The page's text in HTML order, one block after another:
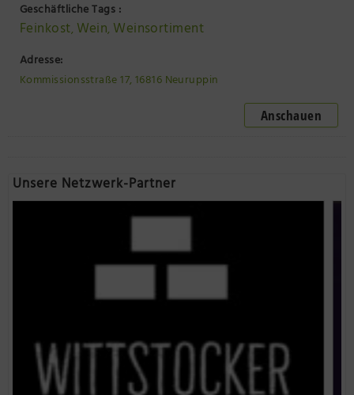
Geschäftliche Tags :
Feinkost, Wein, Weinsortiment
Adresse:
Kommissionsstraße 17, 16816 Neuruppin
Anschauen
Unsere Netzwerk-Partner